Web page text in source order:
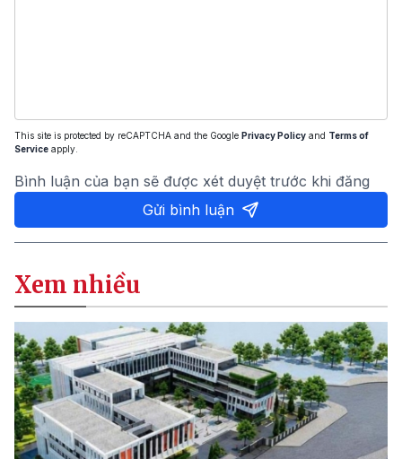
This site is protected by reCAPTCHA and the Google Privacy Policy and Terms of
Service apply.
Bình luận của bạn sẽ được xét duyệt trước khi đăng
Gửi bình luận
Xem nhiều